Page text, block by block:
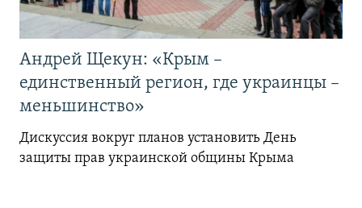
Андрей Щекун: «Крым –
единственный регион, где украинцы –
меньшинство»
Дискуссия вокруг планов установить День
защиты прав украинской общины Крыма